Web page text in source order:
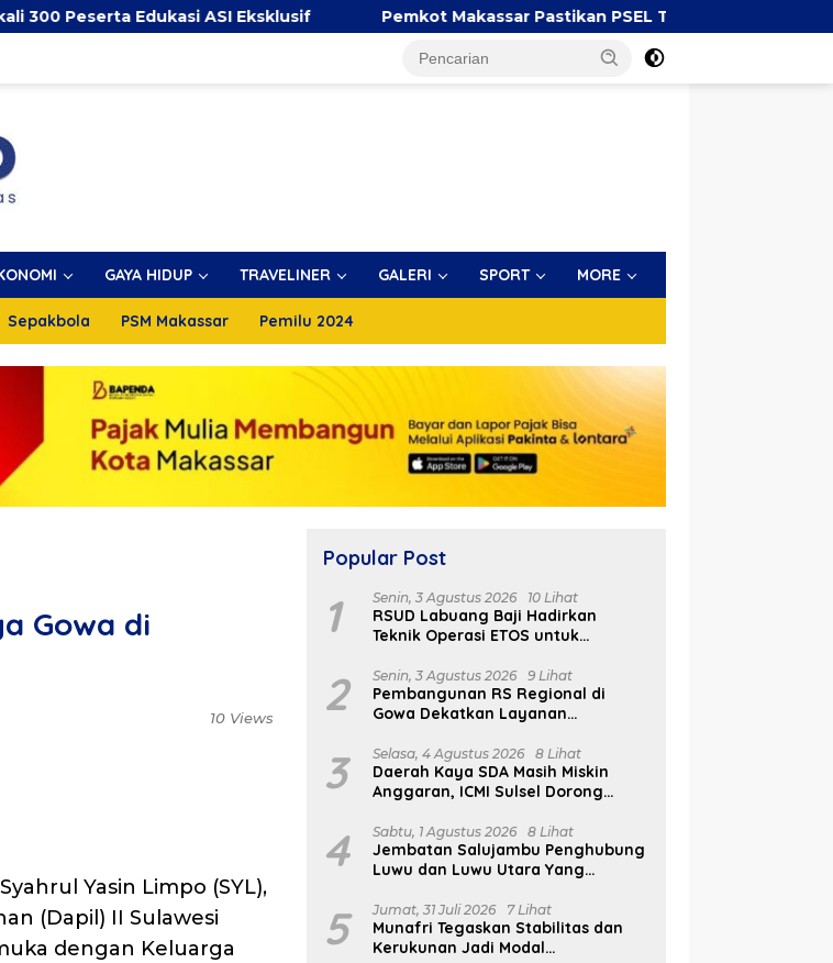
ASI Eksklusif Pemkot Makassar Pastikan PSEL Tetap Berjalan, Penetapan Lokasi
GAYA HIDUP TRAVELINER GALERI SPORT MORE
Sepakbola PSM Makassar Pemilu 2024
Gowa di
10 Views
Yasin Limpo (SYL),
(Dapil) II Sulawesi
dengan Keluarga
Popular Post
1 Senin, 3 Agustus 2026 10 Lihat
RSUD Labuang Baji Hadirkan
Teknik Operasi ETOS untuk
Indikasi Medis
2 Senin, 3 Agustus 2026 9 Lihat
Pembangunan RS Regional di
Gowa Dekatkan Layanan
3 Selasa, 4 Agustus 2026 8 Lihat
Daerah Kaya SDA Masih Miskin
Anggaran, ICMI Sulsel Dorong
4 Sabtu, 1 Agustus 2026 8 Lihat
Jembatan Salujambu Penghubung
Luwu dan Luwu Utara Yang
Difungsikan
5 Jumat, 31 Juli 2026 7 Lihat
Munafri Tegaskan Stabilitas dan
Kerukunan Jadi Modal